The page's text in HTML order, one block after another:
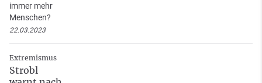
immer mehr
Menschen?
22.03.2023
Extremismus
Strobl